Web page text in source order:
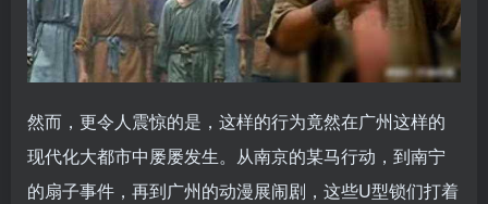
然而，更令人震惊的是，这样的行为竟然在广州这样的
现代化大都市中屡屡发生。从南京的某马行动，到南宁
的扇子事件，再到广州的动漫展闹剧，这些U型锁们打着